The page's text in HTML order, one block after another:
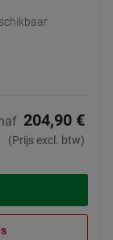
204,90 €
(Prijs excl. btw)